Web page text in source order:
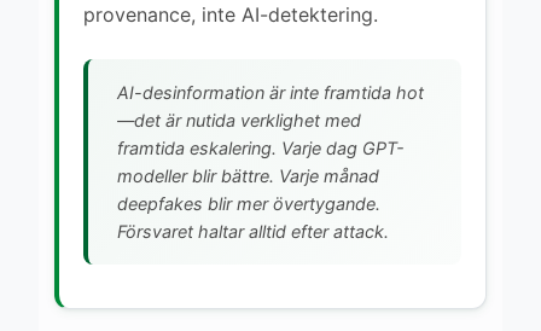
provenance, inte AI-detektering.
AI-desinformation är inte framtida hot
—det är nutida verklighet med
framtida eskalering. Varje dag GPT-
modeller blir bättre. Varje månad
deepfakes blir mer övertygande.
Försvaret haltar alltid efter attack.